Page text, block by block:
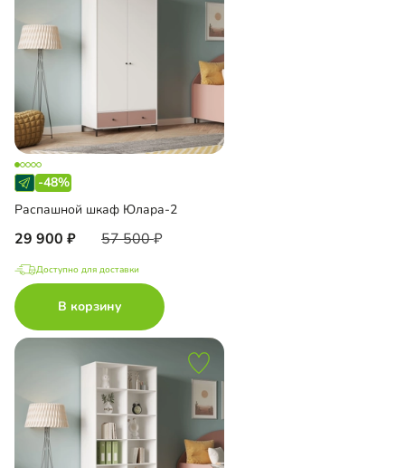
-48%
Распашной шкаф Юлара-2
29 900 57 500
Доступно для доставки
В корзину